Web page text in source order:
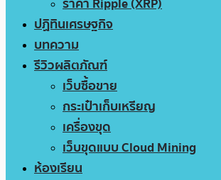
ปฏิทินเศรษฐกิจ
บทความ
รีวิวผลิตภัณฑ์
เว็บซื้อขาย
กระเป๋าเก็บเหรียญ
เครื่องขุด
เว็บขุดแบบ Cloud Mining
ห้องเรียน